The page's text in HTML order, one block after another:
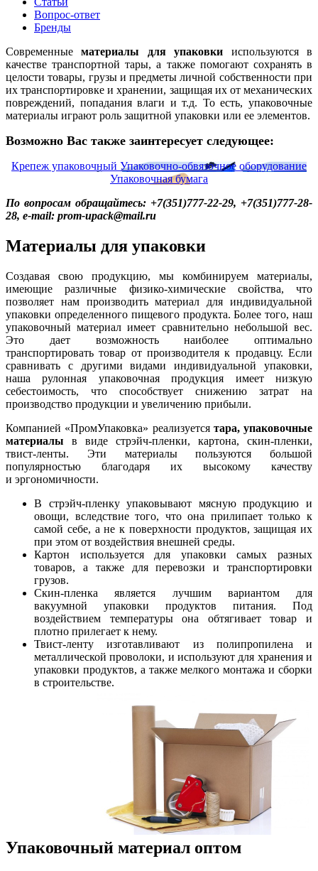
Вопрос-ответ
Бренды
Современныематериалы для упаковки используются в
качестве транспортной тары, а также помогают сохранять в
целости товары, грузы и предметы личной собственности при
их транспортировке и хранении, защищая их от механических
повреждений, попадания влаги и т.д. То есть, упаковочные
материалы играют роль защитной упаковки или ее элементов.
Возможно Вас также заинтересует следующее:
Крепеж упаковочный Упаковочно-обвязочное оборудование
Упаковочная бумага
По вопросам обращайтесь: +7(351)777-22-29, +7(351)777-28-
28, e-mail: prom-upack@mail.ru
Материалы для упаковки
Создавая свою продукцию, мы комбинируем материалы,
имеющие различные физико-химические свойства, что
позволяет нам производить материал для индивидуальной
упаковки определенного пищевого продукта. Более того, наш
упаковочный материал имеет сравнительно небольшой вес.
Это дает возможность наиболее оптимально
транспортировать товар от производителя к продавцу. Если
сравнивать с другими видами индивидуальной упаковки,
наша рулонная упаковочная продукция имеет низкую
себестоимость, что способствует снижению затрат на
производство продукции и увеличению прибыли.
Компанией «ПромУпаковка» реализуется тара, упаковочные
материалы в виде стрэйч-пленки, картона, скин-пленки,
твист-ленты. Эти материалы пользуются большой
популярностью благодаря их высокому качеству
и эргономичности.
В стрэйч-пленку упаковывают мясную продукцию и
овощи, вследствие того, что она прилипает только к
самой себе, а не к поверхности продуктов, защищая их
при этом от воздействия внешней среды.
Картон используется для упаковки самых разных
товаров, а также для перевозки и транспортировки
грузов.
Скин-пленка является лучшим вариантом для
вакуумной упаковки продуктов питания. Под
воздействием температуры она обтягивает товар и
плотно прилегает к нему.
Твист-ленту изготавливают из полипропилена и
металлической проволоки, и используют для хранения и
упаковки продуктов, а также мелкого монтажа и сборки
в строительстве.
Упаковочный материал оптом